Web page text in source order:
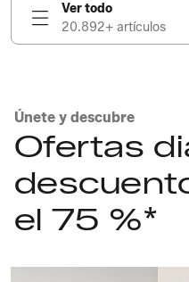
Ver todo
20.892+ artículos
Únete y descubre
Ofertas
el 75 %*